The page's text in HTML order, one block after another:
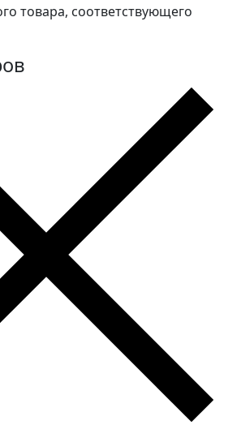
товара, соответствующего